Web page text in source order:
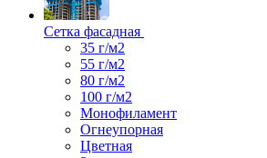
Сетка фасадная
35 г/м2
55 г/м2
80 г/м2
100 г/м2
Монофиламент
Огнеупорная
Цветная